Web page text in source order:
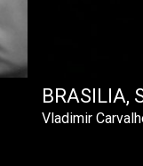
BRASILIA,
Vladimir